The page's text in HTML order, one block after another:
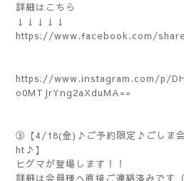
詳細はこちら
↓↓↓↓↓
https://www.facebook.com/
https://www.instagram.com/p/
o0MTJrYng2aXduMA==
③【4/18(金)♪ご予約限定♪ごしま会
ht♪】
ヒグマが登場します！！
詳細は会員様へ直接ご連絡済みで